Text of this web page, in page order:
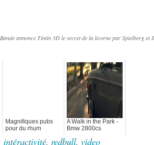
Bande annonce Tintin 3D le secret de la licorne par Spielberg et
Magnifiques pubs
pour du rhum
A Walk in the Park -
Bmw 2800cs
intéractivité, redbull, video